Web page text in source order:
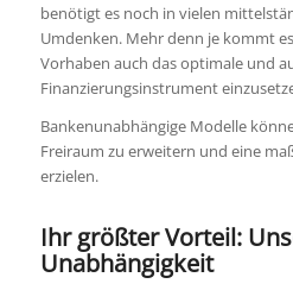
benötigt es noch in vielen
Umdenken. Mehr denn je kommt
Vorhaben auch das optimale und
Finanzierungsinstrument
Bankenunabhängige Modelle
Freiraum zu erweitern und eine
erzielen.
Ihr größter Vorteil:
Unabhängigkeit